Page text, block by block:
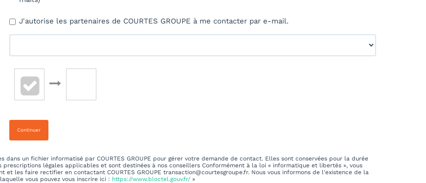
J'autorise les partenaires de COURTES GROUPE à me contacter par e-mail.
Continuer
un fichier informatisé par COURTES GROUPE pour gérer votre demande de contact. Elles sont conservées pour la durée
légales applicables et sont destinées à nos conseillers Conformément à la loi « informatique et libertés », vous
et les faire rectifier en contactant COURTES GROUPE transaction@courtesgroupe.fr. Nous vous informons de l'existence de la
vous pouvez vous inscrire ici : https://www.bloctel.gouv.fr/ »